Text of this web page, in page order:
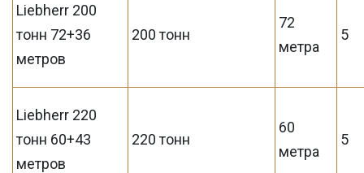
Liebherr 200
тонн 72+36
метров
200 тонн
72
метра
5
Liebherr 220
тонн 60+43
метров
220 тонн
60
метра
5